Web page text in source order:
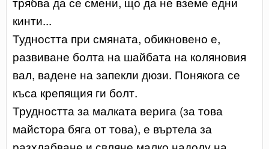
кинти...
Тудността при смяната, обикновено е,
развиване болта на шайбата на коляновия
вал, вадене на запекли дюзи. Понякога се
къса крепящия ги болт.
Трудността за малката верига (за това
майстора бяга от това), е въртела за